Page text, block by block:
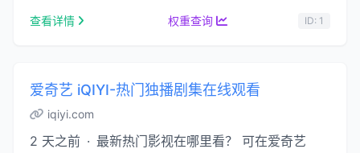
艺、动漫、纪录片、体育、NBA、短剧、少儿等丰富
查看详情 权重查询 ID: 1
爱奇艺 iQIYI-热门独播剧集在线观看
iqiyi.com
2 天之前 · 最新热门影视在哪里看？ 可在爱奇艺